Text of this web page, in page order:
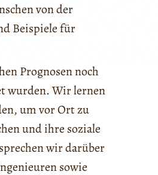
von der
Beispiele für
Prognosen noch
wurden. Wir lernen
um vor Ort zu
und ihre soziale
wir darüber
sowie